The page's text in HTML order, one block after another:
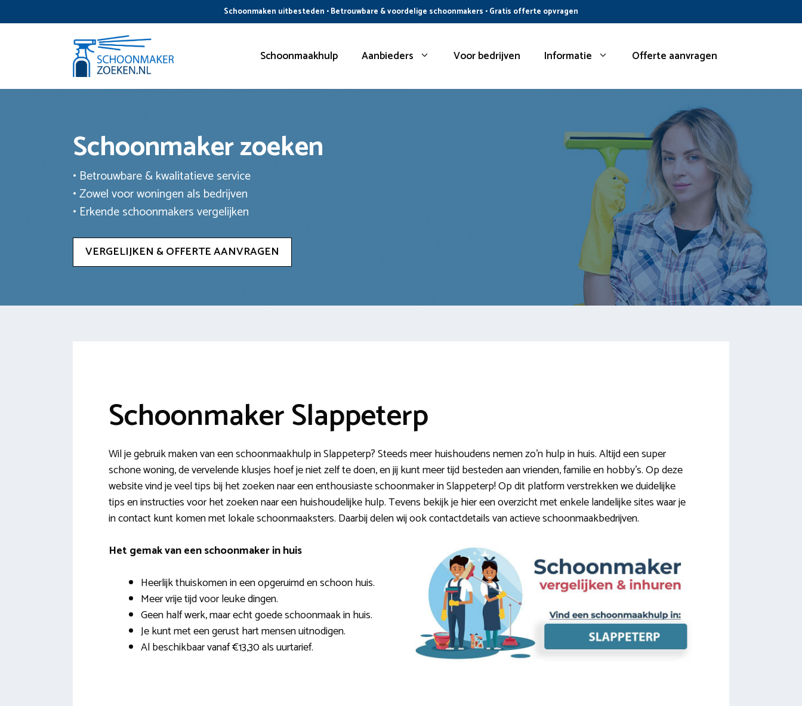
naar
Schoonmaken uitbesteden • Betrouwbare & voordelige schoonmakers • Gratis offerte opvragen
Schoonmaakhulp Aanbieders Voor bedrijven Informatie Offerte aanvragen
Schoonmaker zoeken
• Betrouwbare & kwalitatieve service
• Zowel voor woningen als bedrijven
• Erkende schoonmakers vergelijken
VERGELIJKEN & OFFERTE AANVRAGEN
Schoonmaker Slappeterp
Wil je gebruik maken van een schoonmaakhulp in Slappeterp? Steeds meer huishoudens nemen zo’n hulp in huis. Altijd een super
schone woning, de vervelende klusjes hoef je niet zelf te doen, en jij kunt meer tijd besteden aan vrienden, familie en hobby’s. Op deze
website vind je veel tips bij het zoeken naar een enthousiaste schoonmaker in Slappeterp! Op dit platform verstrekken we duidelijke
tips en instructies voor het zoeken naar een huishoudelijke hulp. Tevens bekijk je hier een overzicht met enkele landelijke sites waar je
in contact kunt komen met lokale schoonmaaksters. Daarbij delen wij ook contactdetails van actieve schoonmaakbedrijven.
Het gemak van een schoonmaker in huis
Heerlijk thuiskomen in een opgeruimd en schoon huis.
Meer vrije tijd voor leuke dingen.
Geen half werk, maar echt goede schoonmaak in huis.
Je kunt met een gerust hart mensen uitnodigen.
Al beschikbaar vanaf €13,30 als uurtarief.